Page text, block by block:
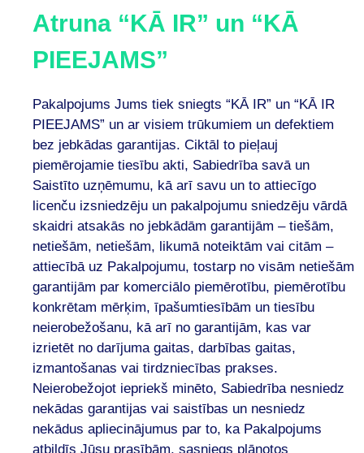
Atruna “KĀ IR” un “KĀ
PIEEJAMS”
Pakalpojums Jums tiek sniegts “KĀ IR” un “KĀ IR
PIEEJAMS” un ar visiem trūkumiem un defektiem
bez jebkādas garantijas. Ciktāl to pieļauj
piemērojamie tiesību akti, Sabiedrība savā un
Saistīto uzņēmumu, kā arī savu un to attiecīgo
licenču izsniedzēju un pakalpojumu sniedzēju vārdā
skaidri atsakās no jebkādām garantijām – tiešām,
netiešām, netiešām, likumā noteiktām vai citām –
attiecībā uz Pakalpojumu, tostarp no visām netiešām
garantijām par komerciālo piemērotību, piemērotību
konkrētam mērķim, īpašumtiesībām un tiesību
neierobežošanu, kā arī no garantijām, kas var
izrietēt no darījuma gaitas, darbības gaitas,
izmantošanas vai tirdzniecības prakses.
Neierobežojot iepriekš minēto, Sabiedrība nesniedz
nekādas garantijas vai saistības un nesniedz
nekādus apliecinājumus par to, ka Pakalpojums
atbildīs Jūsu prasībām, sasniegs plānotos